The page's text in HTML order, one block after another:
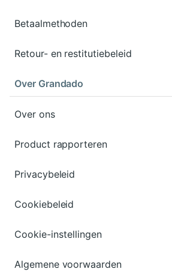
Betaalmethoden
Retour- en restitutiebeleid
Over Grandado
Over ons
Product rapporteren
Privacybeleid
Cookiebeleid
Cookie-instellingen
Algemene voorwaarden